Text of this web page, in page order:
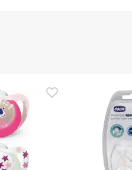
a trabalhar nisso.
podes devolver o produto